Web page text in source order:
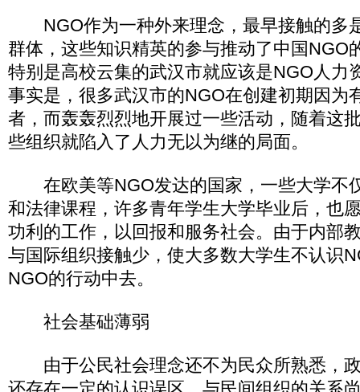
NGO作为一种外来理念，最早接触的多
群体，这些知识精英的参与推动了中国NGO
特别是高校云集的武汉市就应该是NGO人力
事实是，很多武汉市的NGO在创建初期因为
者，而轰轰烈烈地开展过一些活动，随着这
些组织就陷入了人力无以为继的局面。
在欧美等NGO发达的国家，一些大学不
和法律课程，许多青年学生大学毕业后，也
功利的工作，以回报和服务社会。由于内部
与国际组织接触少，使大多数大学生不认识
NGO的行动中去。
社会基础薄弱
由于公民社会理念还不为民众所熟悉，